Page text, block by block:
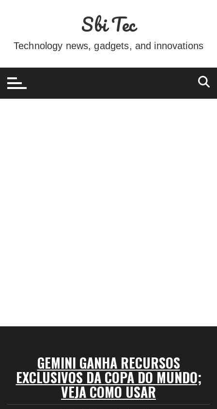
conteúdo
Sbi Tec
Technology news, gadgets, and innovations
GEMINI GANHA RECURSOS
EXCLUSIVOS DA COPA DO MUNDO;
VEJA COMO USAR